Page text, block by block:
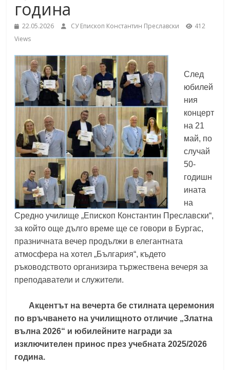
under the Erasmus+ Programme in
Malaga, Spain
School,
Burgas
Средно
училище
"Епископ
Константин
Преславски"
Бургас
година
22.05.2026 СУ Епископ Константин Преславски
412
Views
След
юбилей
ния
концерт
на 21
май, по
случай
50-
годишн
ината
на
Средно училище „Епископ Константин Преславски“,
за който още дълго време ще се говори в Бургас,
празничната вечер продължи в елегантната
атмосфера на хотел „България“, където
ръководството организира тържествена вечеря за
преподаватели и служители.
Акцентът на вечерта бе стилната церемония
по връчването на училищното отличие „Златна
вълна 2026“ и юбилейните награди за
изключителен принос през учебната 2025/2026
година.